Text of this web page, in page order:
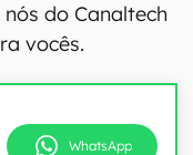
do Canaltech
vocês.
WhatsApp